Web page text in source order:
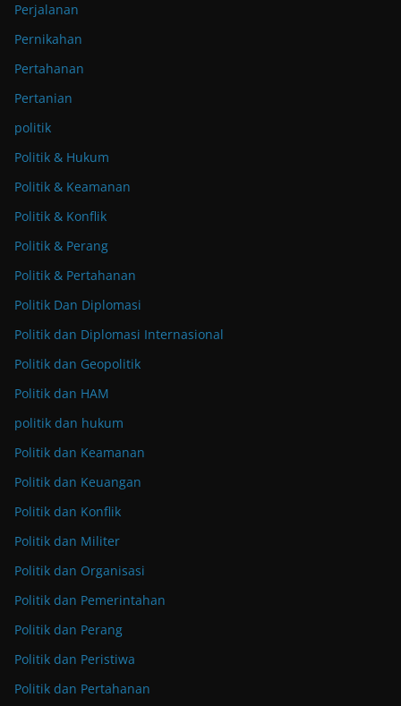
Perjalanan
Pernikahan
Pertahanan
Pertanian
politik
Politik & Hukum
Politik & Keamanan
Politik & Konflik
Politik & Perang
Politik & Pertahanan
Politik Dan Diplomasi
Politik dan Diplomasi Internasional
Politik dan Geopolitik
Politik dan HAM
politik dan hukum
Politik dan Keamanan
Politik dan Keuangan
Politik dan Konflik
Politik dan Militer
Politik dan Organisasi
Politik dan Pemerintahan
Politik dan Perang
Politik dan Peristiwa
Politik dan Pertahanan